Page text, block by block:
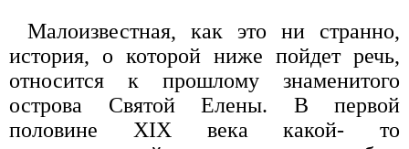
Малоизвестная, как это ни странно,
история, о которой ниже пойдет речь,
относится к прошлому знаменитого
острова Святой Елены. В первой
половине XIX века какой- то